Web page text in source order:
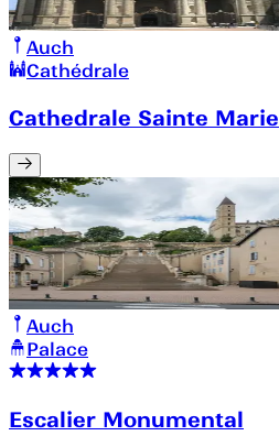
Auch
Cathédrale
Cathedrale Sainte Marie
Auch
Palace
Escalier Monumental